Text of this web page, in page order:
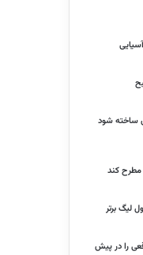
ساخته شود
مطرح کند
لیگ برتر
را در پیش